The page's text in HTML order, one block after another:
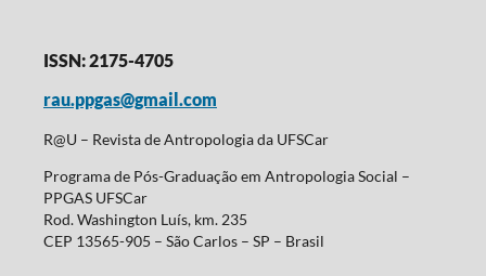
ISSN: 2175-4705
rau.ppgas@gmail.com
R@U – Revista de Antropologia da UFSCar
Programa de Pós-Graduação em Antropologia Social –
PPGAS UFSCar
Rod. Washington Luís, km. 235
CEP 13565-905 – São Carlos – SP – Brasil